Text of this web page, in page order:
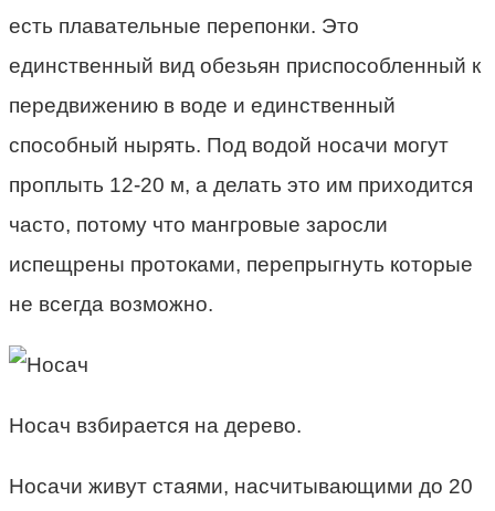
есть плавательные перепонки. Это
единственный вид обезьян приспособленный к
передвижению в воде и единственный
способный нырять. Под водой носачи могут
проплыть 12-20 м, а делать это им приходится
часто, потому что мангровые заросли
испещрены протоками, перепрыгнуть которые
не всегда возможно.
Носач взбирается на дерево.
Носачи живут стаями, насчитывающими до 20